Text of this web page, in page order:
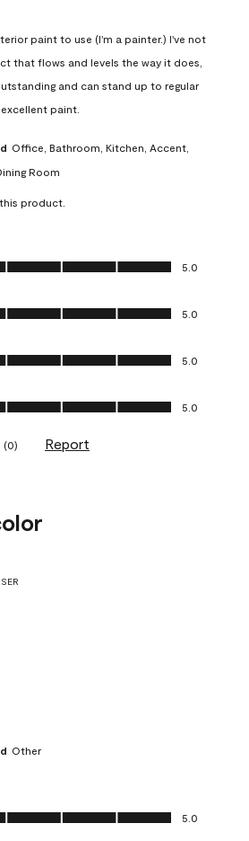
paint to use (I'm a painter.) I've not
that flows and levels the way it does,
and can stand up to regular
paint.
Office, Bathroom, Kitchen, Accent,
Room
product.
out of 5
5.0
out of 5
5.0
out of 5
5.0
out of 5
5.0
(0) Report
Other
out of 5
5.0